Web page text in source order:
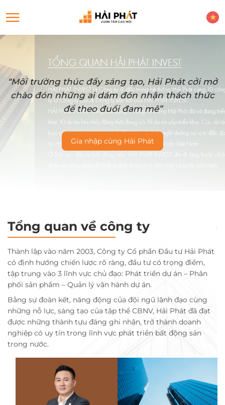
“Môi trường thúc đẩy sáng tạo, Hải Phát cởi mở
chào đón những ai dám đón nhận thách thức
để theo đuổi đam mê”
Gia nhập cùng Hải Phát
Tổng quan về công ty
Thành lập vào năm 2003, Công ty Cổ phần Đầu tư Hải Phát
có định hướng chiến lược rõ ràng, đầu tư có trọng điểm,
tập trung vào 3 lĩnh vực chủ đạo: Phát triển dự án – Phân
phối sản phẩm – Quản lý vận hành dự án.
Bằng sự đoàn kết, năng động của đội ngũ lãnh đạo cùng
những nỗ lực, sáng tạo của tập thể CBNV, Hải Phát đã đạt
được những thành tựu đáng ghi nhận, trở thành doanh
nghiệp có uy tín trong lĩnh vực phát triển bất động sản
trong nước.